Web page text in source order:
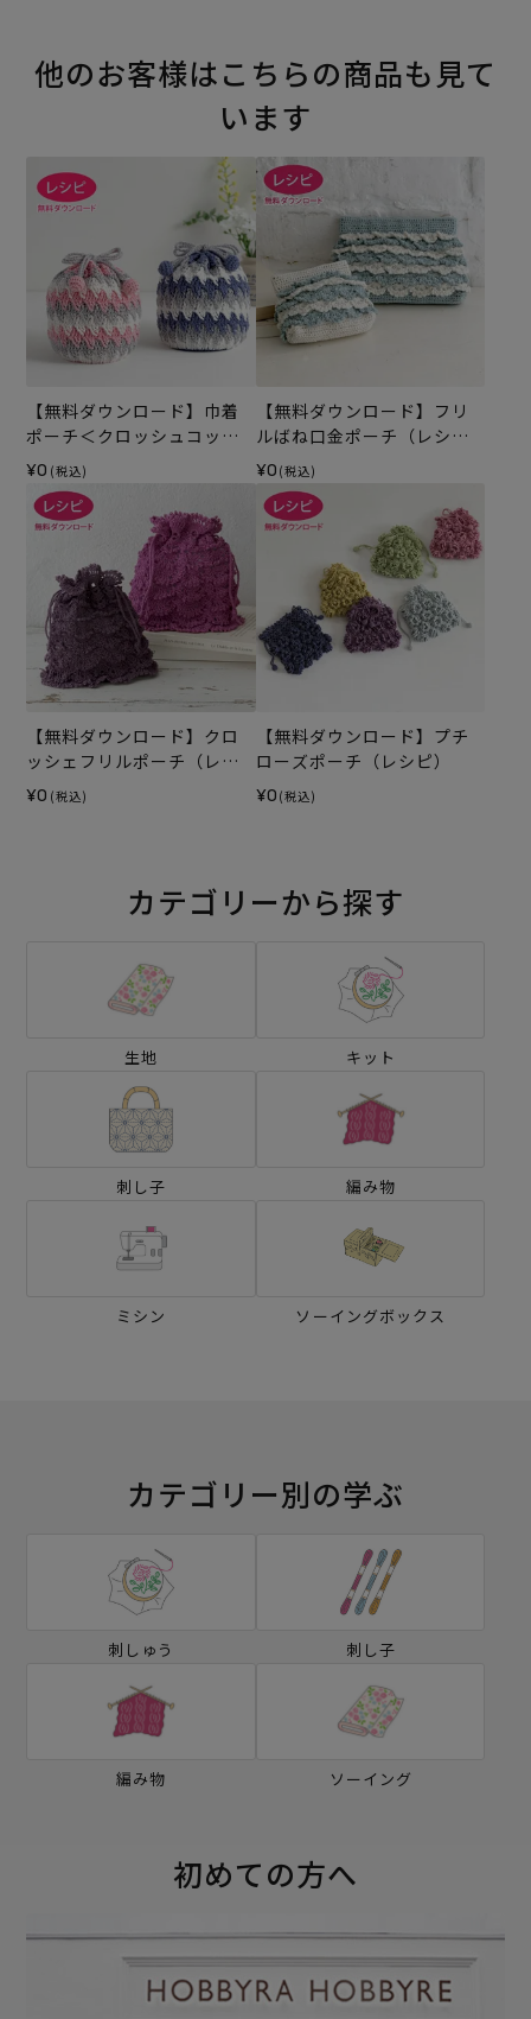
他のお客様はこちらの商品も見て
います
【無料ダウンロード】巾着
ポーチ＜クロッシュコット
ン＞（レシピ）
¥0 (税込)
【無料ダウンロード】フリ
ルばね口金ポーチ（レシ
ピ）
¥0 (税込)
【無料ダウンロード】クロ
ッシェフリルポーチ（レシ
ピ）
¥0 (税込)
【無料ダウンロード】プチ
ローズポーチ（レシピ）
¥0 (税込)
カテゴリーから探す
生地 キット
刺し子 編み物
ミシン ソーイングボックス
カテゴリー別の学ぶ
刺しゅう 刺し子
編み物 ソーイング
初めての方へ